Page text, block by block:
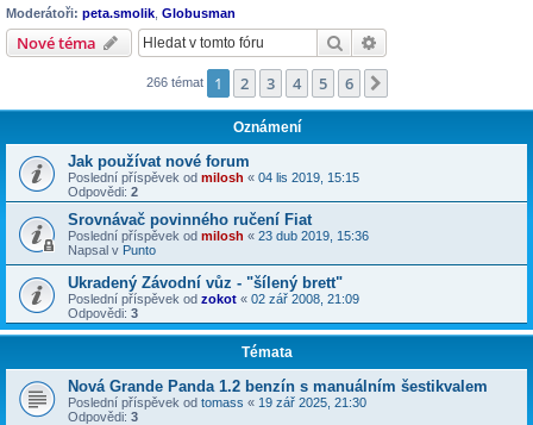
Moderátoři: peta.smolik Globusman
Nové téma Hledat
266 témat 1 2 3 4 5 6
Oznámení
Jak používat nové forum
Poslední příspěvek od milosh « 04 lis 2019, 15:15
Odpovědi: 2
Srovnávač povinného ručení Fiat
Poslední příspěvek od milosh « 23 dub 2019, 15:36
Napsal v Punto
Ukradený Závodní vůz - "šílený brett"
Poslední příspěvek od zokot « 02 zář 2008, 21:09
Odpovědi: 3
Témata
Nová Grande Panda 1.2 benzín s manuálním šestikvalem
Poslední příspěvek od tomass « 19 zář 2025, 21:30
Odpovědi: 3